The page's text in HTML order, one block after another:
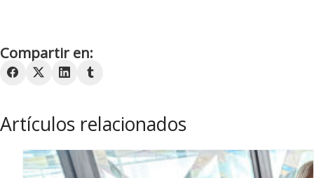
Compartir en:
Artículos relacionados